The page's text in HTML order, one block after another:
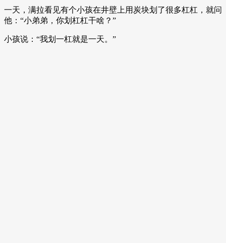
一天，满拉看见有个小孩在井壁上用炭块划了很多杠杠，就问
他：“小弟弟，你划杠杠干啥？”
小孩说：“我划一杠就是一天。”